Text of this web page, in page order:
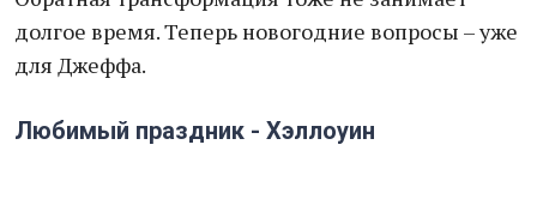
долгое время. Теперь новогодние вопросы – уже
для Джеффа.
Любимый праздник - Хэллоуин